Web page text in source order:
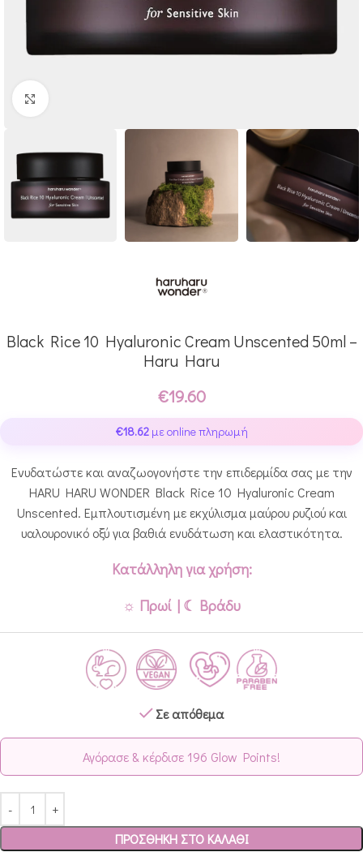
Black Rice 10 Hyaluronic Cream Unscented 50ml –
Haru Haru
€19.60
€18.62με online πληρωμή
Ενυδατώστε και αναζωογονήστε την επιδερμίδα σας με την
HARU HARU WONDER Black Rice 10 Hyaluronic Cream
Unscented. Εμπλουτισμένη με εκχύλισμα μαύρου ρυζιού και
υαλουρονικό οξύ για βαθιά ενυδάτωση και ελαστικότητα.
Κατάλληλη για χρήση:
☼ Πρωί | ☾ Βράδυ
Σε απόθεμα
Αγόρασε & κέρδισε 196 Glow Points!
ΠΡΟΣΘΉΚΗ ΣΤΟ ΚΑΛΆΘΙ